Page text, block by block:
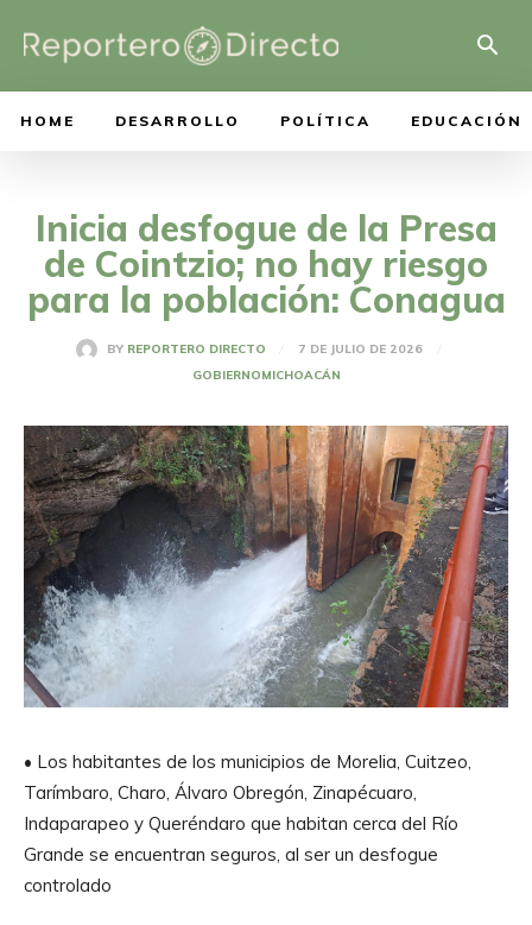
HOME DESARROLLO POLÍTICA EDUCACIÓN
Inicia desfogue de la Presa
de Cointzio; no hay riesgo
para la población: Conagua
BY REPORTERO DIRECTO
7 DE JULIO DE 2026
GOBIERNOMICHOACÁN
• ⁠Los habitantes de los municipios de Morelia, Cuitzeo,
Tarímbaro, Charo, Álvaro Obregón, Zinapécuaro,
Indaparapeo y Queréndaro que habitan cerca del Río
Grande se encuentran seguros, al ser un desfogue
controlado